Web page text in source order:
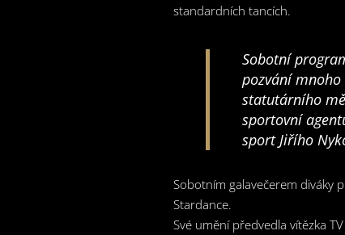
standardních tancích.
Sobotní
pozvání
statutárního
sportovní
sport Jiřího
Sobotním galavečerem diváky
Stardance.
Své umění předvedla vítězka